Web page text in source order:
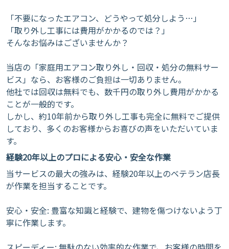
​「不要になったエアコン、どうやって処分しよう…」
「取り外し工事には費用がかかるのでは？」
​そんなお悩みはございませんか？
当店の「家庭用エアコン取り外し・回収・処分の無料サー
ビス」なら、お客様のご負担は一切ありません。
​他社では回収は無料でも、数千円の取り外し費用がかかる
ことが一般的です。
しかし、約10年前から取り外し工事も完全に無料でご提供
しており、多くのお客様からお喜びの声をいただいていま
す。
経験20年以上のプロによる安心・安全な作業
当サービスの最大の強みは、経験20年以上のベテラン店長
が作業を担当することです。
​安心・安全: 豊富な知識と経験で、建物を傷つけないよう丁
寧に作業します。